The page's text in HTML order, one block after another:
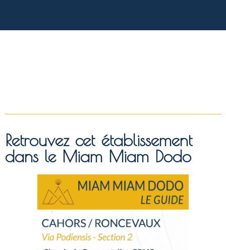
Retrouvez cet établissement
dans le Miam Miam Dodo